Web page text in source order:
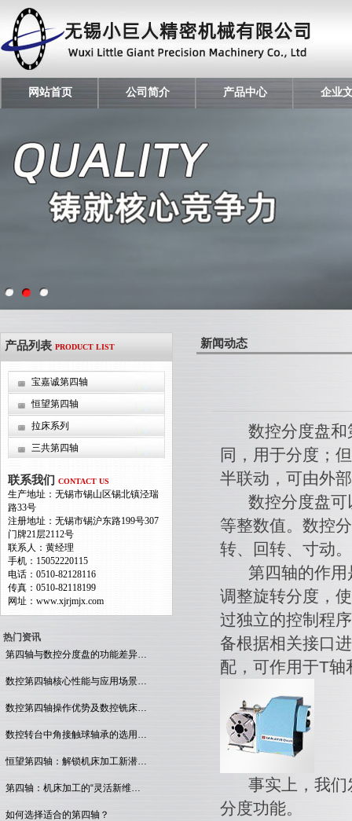
网站首页 公司简介 产品中心 企业
产品列表 PRODUCT LIST
宝嘉诚第四轴
恒望第四轴
拉床系列
三共第四轴
联系我们 CONTACT US
生产地址：无锡市锡山区锡北镇泾瑞
路33号
注册地址：无锡市锡沪东路199号307
门牌21层2112号
联系人：黄经理
手机：15052220115
电话：0510-82128116
传真：0510-82118199
网址：www.xjrjmjx.com
热门资讯
第四轴与数控分度盘的功能差异…
数控第四轴核心性能与应用场景…
数控第四轴操作优势及数控铣床…
数控转台中角接触球轴承的选用…
恒望第四轴：解锁机床加工新潜…
第四轴：机床加工的“灵活新维…
如何选择适合的第四轴？
新闻动态
数控分度盘和
同，用于分度；
半联动，可由外
数控分度盘可
等整数值。数控
转、回转、寸动。
第四轴的作用
调整旋转分度，
过独立的控制程
备根据相关接口
配，可作用于T
事实上，我们
分度功能。